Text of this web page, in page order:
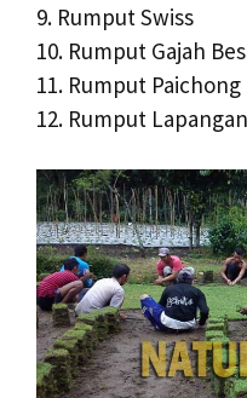
9. Rumput Swiss
10. Rumput Gajah
11. Rumput Paichong
12. Rumput